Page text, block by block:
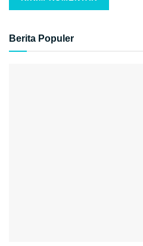
Berita Populer